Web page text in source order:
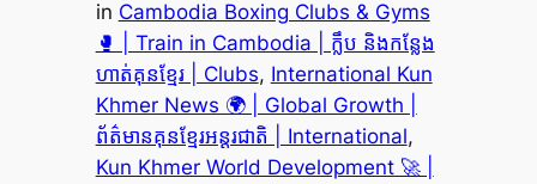
in Cambodia Boxing Clubs & Gyms
🥊 | Train in Cambodia | ក្លឹប និងកន្លែង
ហាត់គុនខ្មែរ | Clubs, International Kun
Khmer News 🌍 | Global Growth |
ព័ត៌មានគុនខ្មែរអន្តរជាតិ | International
Kun Khmer World Development 🚀 |